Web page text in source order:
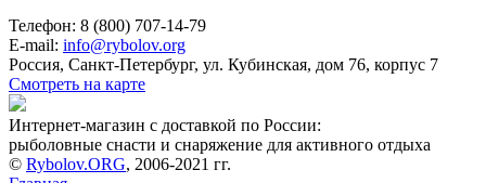
Телефон: 8 (800) 707-14-79
E-mail: info@rybolov.org
Россия, Санкт-Петербург, ул. Кубинская, дом 76, корпус 7
Смотреть на карте
Интернет-магазин с доставкой по России:
рыболовные снасти и снаряжение для активного отдыха
© Rybolov.ORG, 2006-2021 гг.